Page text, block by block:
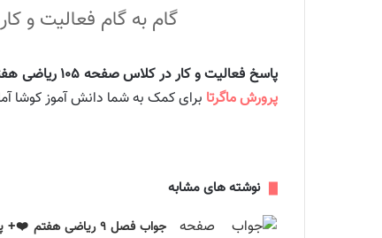
گام به گام فعالیت و کار درکلاس صفحه 105 ریاضی
پاسخ فعالیت و کار در کلاس صفحه ۱۰۵ ریاضی هفتم متوسطه اول
پرورش ماگرتا برای کمک به شما دانش آموز کوشا
نوشته های مشابه
جواب فصل ۹ ریاضی هفتم